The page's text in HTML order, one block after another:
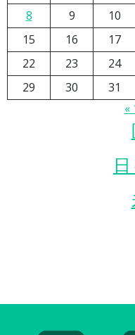
8
9 10
15
16 17
22
23 24
29
30
31
«